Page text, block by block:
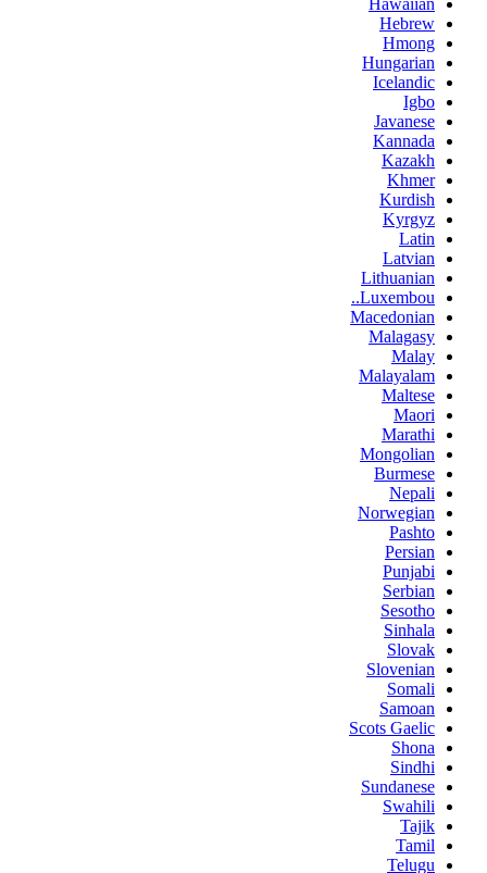
Hebrew
Hmong
Hungarian
Icelandic
Igbo
Javanese
Kannada
Kazakh
Khmer
Kurdish
Kyrgyz
Latin
Latvian
Lithuanian
Luxembou..
Macedonian
Malagasy
Malay
Malayalam
Maltese
Maori
Marathi
Mongolian
Burmese
Nepali
Norwegian
Pashto
Persian
Punjabi
Serbian
Sesotho
Sinhala
Slovak
Slovenian
Somali
Samoan
Scots Gaelic
Shona
Sindhi
Sundanese
Swahili
Tajik
Tamil
Telugu